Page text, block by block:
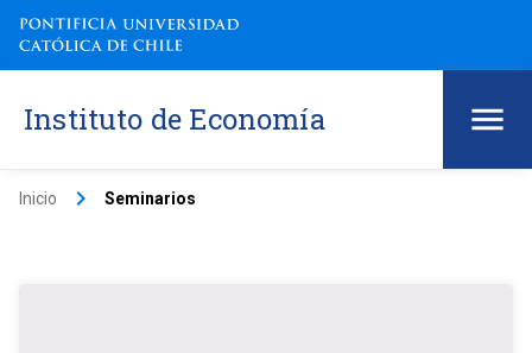
Instituto de Economía
Inicio keyboard_arrow_right Seminarios